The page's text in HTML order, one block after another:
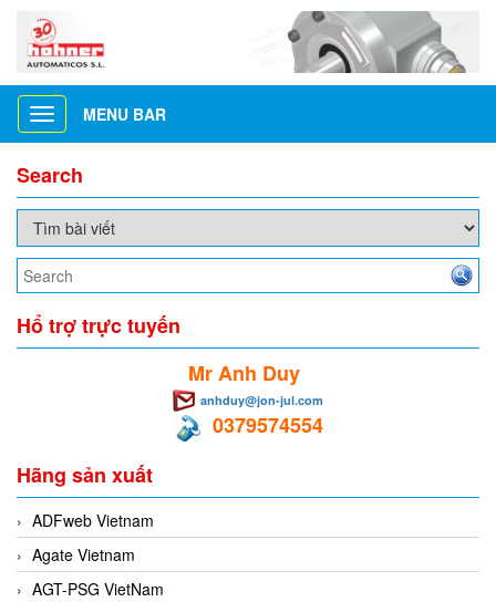
Toggle
navigation
MENU BAR
Search
Hổ trợ trực tuyến
Mr Anh Duy
anhduy@jon-jul.com
0379574554
Hãng sản xuất
ADFweb Vietnam
Agate Vietnam
AGT-PSG VietNam